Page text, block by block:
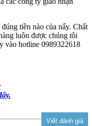
tiền nào của nấy. Chất
luôn được chúng tôi
vào hotline 0989322618